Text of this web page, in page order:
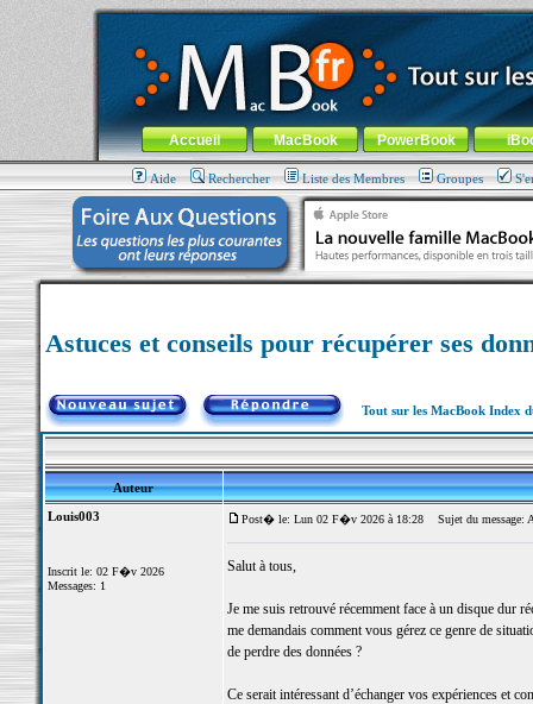
MacBook-fr.com : 100% Apple... 100% nomade !
Aller au contenu-Aller au menu général-Aller au menu de
Menu général
Accueil MacBook PowerBook
Aide Rechercher Liste des Membres Groupes
Astuces et conseils pour récupérer ses
Tout sur les MacBook Index
Auteur
Louis003
Inscrit le: 02 F�v 2026
Messages: 1
Post� le: Lun 02 F�v 2026 à 18:28 Sujet du message:
Salut à tous,
Je me suis retrouvé récemment face à un disque dur
me demandais comment vous gérez ce genre de
de perdre des données ?
Ce serait intéressant d’échanger vos expériences et